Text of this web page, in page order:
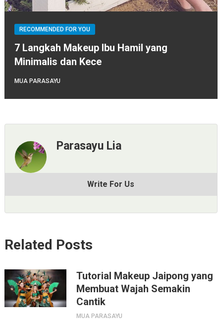
RECOMMENDED FOR YOU
7 Langkah Makeup Ibu Hamil yang
Minimalis dan Kece
MUA PARASAYU
Parasayu Lia
Write For Us
Related Posts
Tutorial Makeup Jaipong yang
Membuat Wajah Semakin
Cantik
MUA PARASAYU